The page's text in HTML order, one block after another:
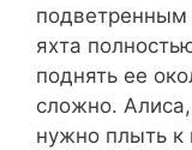
подветренным
яхта
поднять ее
сложно.
нужно плыть к